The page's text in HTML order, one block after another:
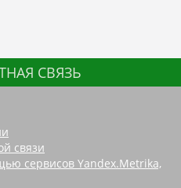
СВЯЗЬ
связи
сервисов Yandex.Metrika,